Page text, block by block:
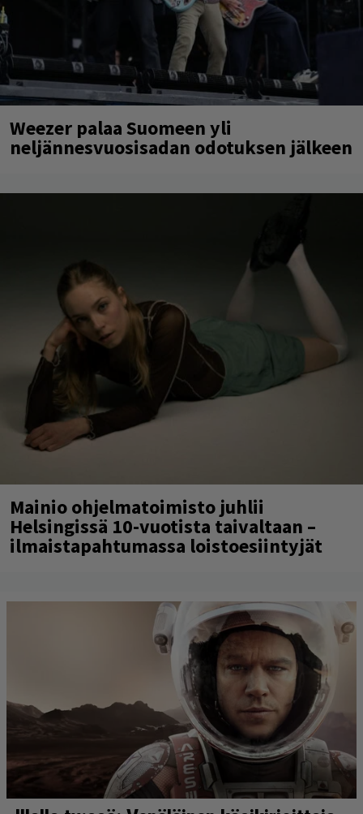
Weezer palaa Suomeen yli
neljännesvuosisadan odotuksen jälkeen
Mainio ohjelmatoimisto juhlii
Helsingissä 10-vuotista taivaltaan –
ilmaistapahtumassa loistoesiintyjät